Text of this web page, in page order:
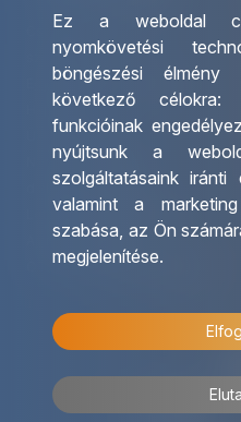
Ez a weboldal
nyomkövetési
böngészési
következő célokra:
funkcióinak
nyújtsunk a
szolgáltatásaink iránti
valamint a
szabása, az Ön
megjelenítése.
Csoportos utazások
szervezése
Egyéni utak szervezése
Hajóutak
Üzleti utaztatás
Nemzetközi tanár és
diákigazolványok
Letölthető katalógusunk
Ajándékutalvány
OTP Travel kedvezmények